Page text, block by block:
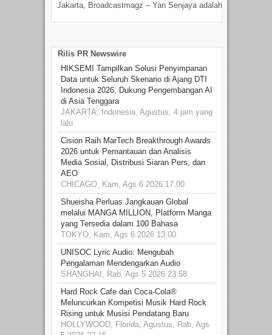
Jakarta, Broadcastmagz – Yan Senjaya adalah...
Rilis PR Newswire
HIKSEMI Tampilkan Solusi Penyimpanan
Data untuk Seluruh Skenario di Ajang DTI
Indonesia 2026, Dukung Pengembangan AI
di Asia Tenggara
JAKARTA, Indonesia, Agustus, 4 jam yang
lalu
Cision Raih MarTech Breakthrough Awards
2026 untuk Pemantauan dan Analisis
Media Sosial, Distribusi Siaran Pers, dan
AEO
CHICAGO, Kam, Ags 6 2026 17.00
Shueisha Perluas Jangkauan Global
melalui MANGA MILLION, Platform Manga
yang Tersedia dalam 100 Bahasa
TOKYO, Kam, Ags 6 2026 13.00
UNISOC Lyric Audio: Mengubah
Pengalaman Mendengarkan Audio
SHANGHAI, Rab, Ags 5 2026 23.58
Hard Rock Cafe dan Coca-Cola®
Meluncurkan Kompetisi Musik Hard Rock
Rising untuk Musisi Pendatang Baru
HOLLYWOOD, Florida, Agustus, Rab, Ags